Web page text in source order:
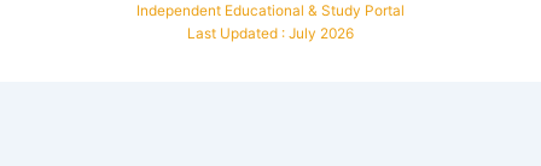
Independent Educational & Study Portal
Last Updated : July 2026